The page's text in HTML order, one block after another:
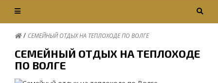
/ СЕМЕЙНЫЙ ОТДЫХ НА ТЕПЛОХОДЕ ПО ВОЛГЕ
СЕМЕЙНЫЙ ОТДЫХ НА ТЕПЛОХОДЕ
ПО ВОЛГЕ